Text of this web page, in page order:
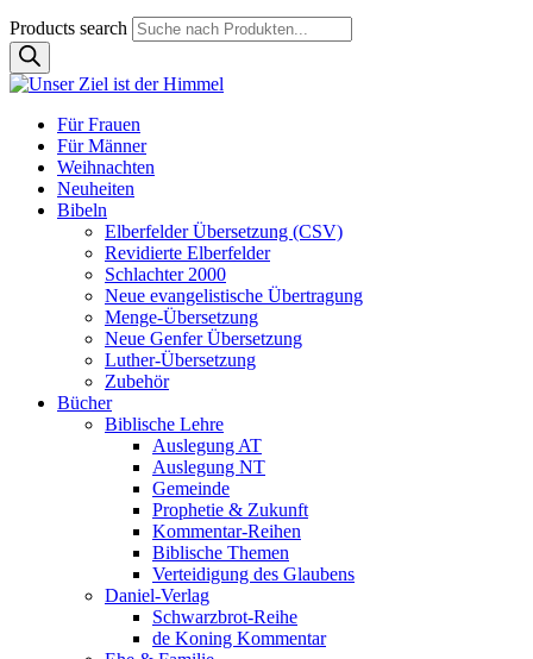
Products search
Für Frauen
Für Männer
Weihnachten
Neuheiten
Bibeln
Elberfelder Übersetzung (CSV)
Revidierte Elberfelder
Schlachter 2000
Neue evangelistische Übertragung
Menge-Übersetzung
Neue Genfer Übersetzung
Luther-Übersetzung
Zubehör
Bücher
Biblische Lehre
Auslegung AT
Auslegung NT
Gemeinde
Prophetie & Zukunft
Kommentar-Reihen
Biblische Themen
Verteidigung des Glaubens
Daniel-Verlag
Schwarzbrot-Reihe
de Koning Kommentar